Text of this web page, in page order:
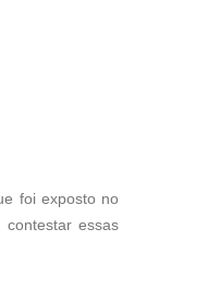
foi exposto no
essas